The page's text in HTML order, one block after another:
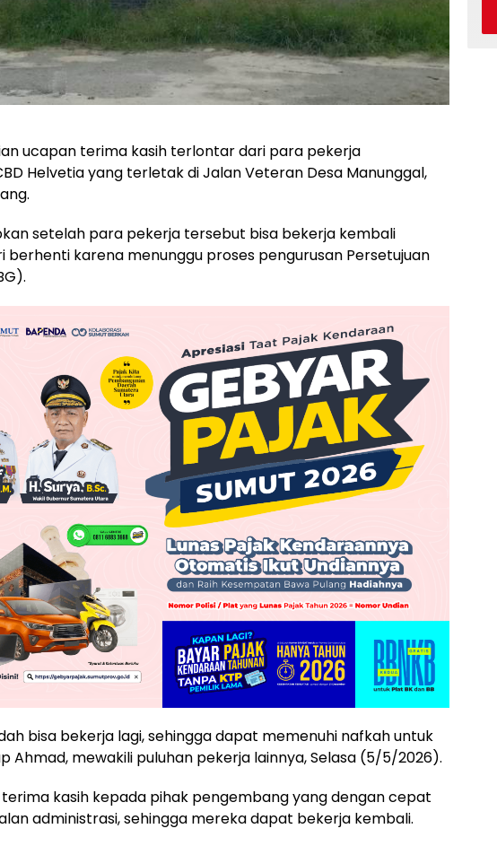
ucapan terima kasih terlontar dari para pekerja
Helvetia yang terletak di Jalan Veteran Desa Manunggal,
setelah para pekerja tersebut bisa bekerja kembali
karena menunggu proses pengurusan Persetujuan
bisa bekerja lagi, sehingga dapat memenuhi nafkah untuk
Ahmad, mewakili puluhan pekerja lainnya, Selasa (5/5/2026).
kasih kepada pihak pengembang yang dengan cepat
administrasi, sehingga mereka dapat bekerja kembali.